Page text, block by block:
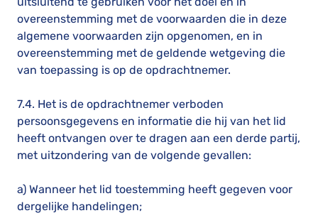
overeenstemming met de voorwaarden die in deze
algemene voorwaarden zijn opgenomen, en in
overeenstemming met de geldende wetgeving die
van toepassing is op de opdrachtnemer.
7.4. Het is de opdrachtnemer verboden
persoonsgegevens en informatie die hij van het lid
heeft ontvangen over te dragen aan een derde partij,
met uitzondering van de volgende gevallen:
a) Wanneer het lid toestemming heeft gegeven voor
dergelijke handelingen;